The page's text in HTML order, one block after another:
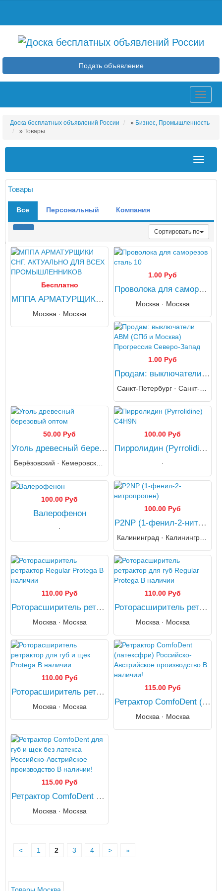
Подать объявление
Toggle
Доска бесплатных объявлений России » Бизнес, Промышленность
» Товары
Toggle
Товары
Все Персональный Компания
Сортировать по
Бесплатно
МППА АРМАТУРЩИКИ СНГ. АКТУАЛЬНО ДЛЯ ВСЕХ ПРОМЫШЛЕННИКОВ
Москва · Москва
1.00 Руб
Проволока для саморезов сталь 10
Москва · Москва
1.00 Руб
Продам: выключатели АВМ (СПб и Москва) Прогрессив Северо-Запад
50.00 Руб
Уголь древесный березовый оптом
100.00 Руб
Пирролидин (Pyrrolidine) C4H9N
·
100.00 Руб
Валерофенон
·
100.00 Руб
P2NP (1-фенил-2-нитропропен)
110.00 Руб
Роторасширитель ретрактор Regular Protega В наличии
Москва · Москва
110.00 Руб
Роторасширитель ретрактор для губ Regular Protega В наличии
Москва · Москва
110.00 Руб
Роторасширитель ретрактор для губ и щек Protega В наличии
Москва · Москва
115.00 Руб
Ретрактор ComfoDent (латексфри) Российско-Австрийское производство В наличии!
Москва · Москва
115.00 Руб
Ретрактор ComfoDent для губ и щек без латекса Российско-Австрийское производство В наличии!
Москва · Москва
< 1 2 3 4 > »
Товары Москва